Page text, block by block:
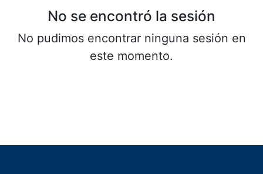
No se encontró la sesión
No pudimos encontrar ninguna sesión en
este momento.